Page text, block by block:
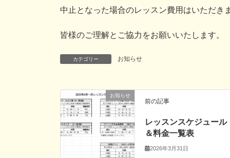
中止となった場合のレッスン費用はいただき
皆様のご理解とご協力をお願いいたします。
カテゴリー お知らせ
お知らせ
前の記事
レッスンスケジュール
＆料金一覧表
2026年3月31日